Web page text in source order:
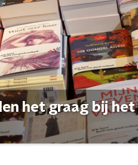
het graag bij het